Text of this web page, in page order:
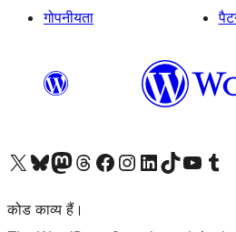
गोपनीयता
Visit our X (formerly Twitter) account
हमारे बलुस्की खाते पर जाएँVisit our Mastodon account
हमारे थ्रेड्स अकाउंट पर जाएंहमारे फेसबुक पेज पर जाएँहमारे इंस्टाग्राम अकाउंट पर जाएंहमारे लिंक्डइन खाते पर जाएँहमारे टिकटॉक खाते पर जाएँहमारे यूट्यूब चैनल पर जाएंहमारे Tumblr खाते पर जाएँ
कोड काव्य हैं।